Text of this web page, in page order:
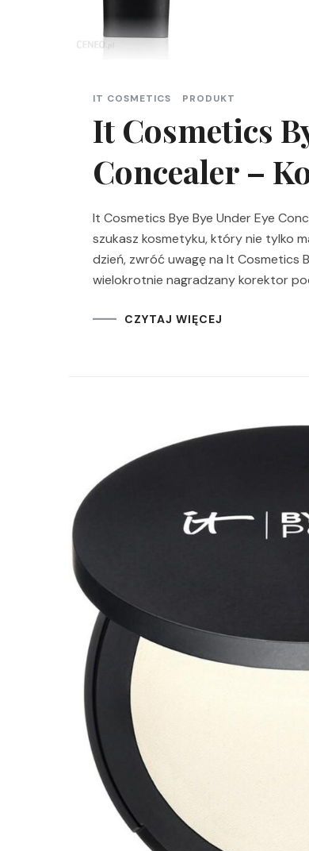
IT COSMETICS PRODUKT
It Cosmetics
Concealer –
It Cosmetics Bye Bye Under Eye
szukasz kosmetyku, który nie tylko
dzień, zwróć uwagę na It Cosmetics
wielokrotnie nagradzany korektor
CZYTAJ WIĘCEJ